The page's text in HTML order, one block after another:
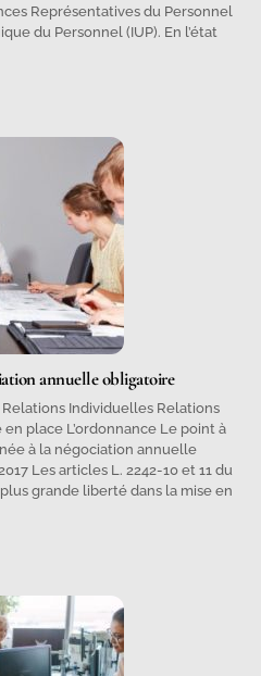
Représentatives du Personnel
du Personnel (IUP). En l’état
annuelle obligatoire
Individuelles Relations
place L’ordonnance Le point à
à la négociation annuelle
Les articles L. 2242-10 et 11 du
grande liberté dans la mise en